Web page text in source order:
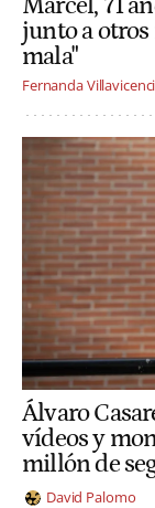
Marcel, 71
junto a otros
mala"
Fernanda
Álvaro
vídeos y
millón de
David Palomo